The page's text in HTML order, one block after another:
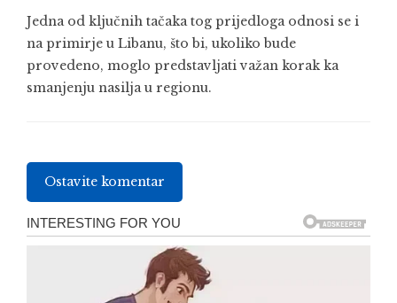
Jedna od ključnih tačaka tog prijedloga odnosi se i
na primirje u Libanu, što bi, ukoliko bude
provedeno, moglo predstavljati važan korak ka
smanjenju nasilja u regionu.
Ostavite komentar